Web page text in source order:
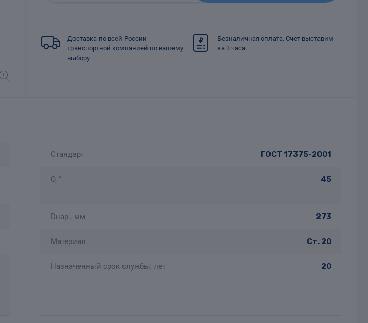
Доставка по всей России
транспортной компанией по вашему
выбору
Безналичная оплата. Счет выставим
за 3 часа
Стандарт ГОСТ 17375-2001
Θ, ° 45
Dнар., мм 273
Материал Ст. 20
Назначенный срок службы, лет 20